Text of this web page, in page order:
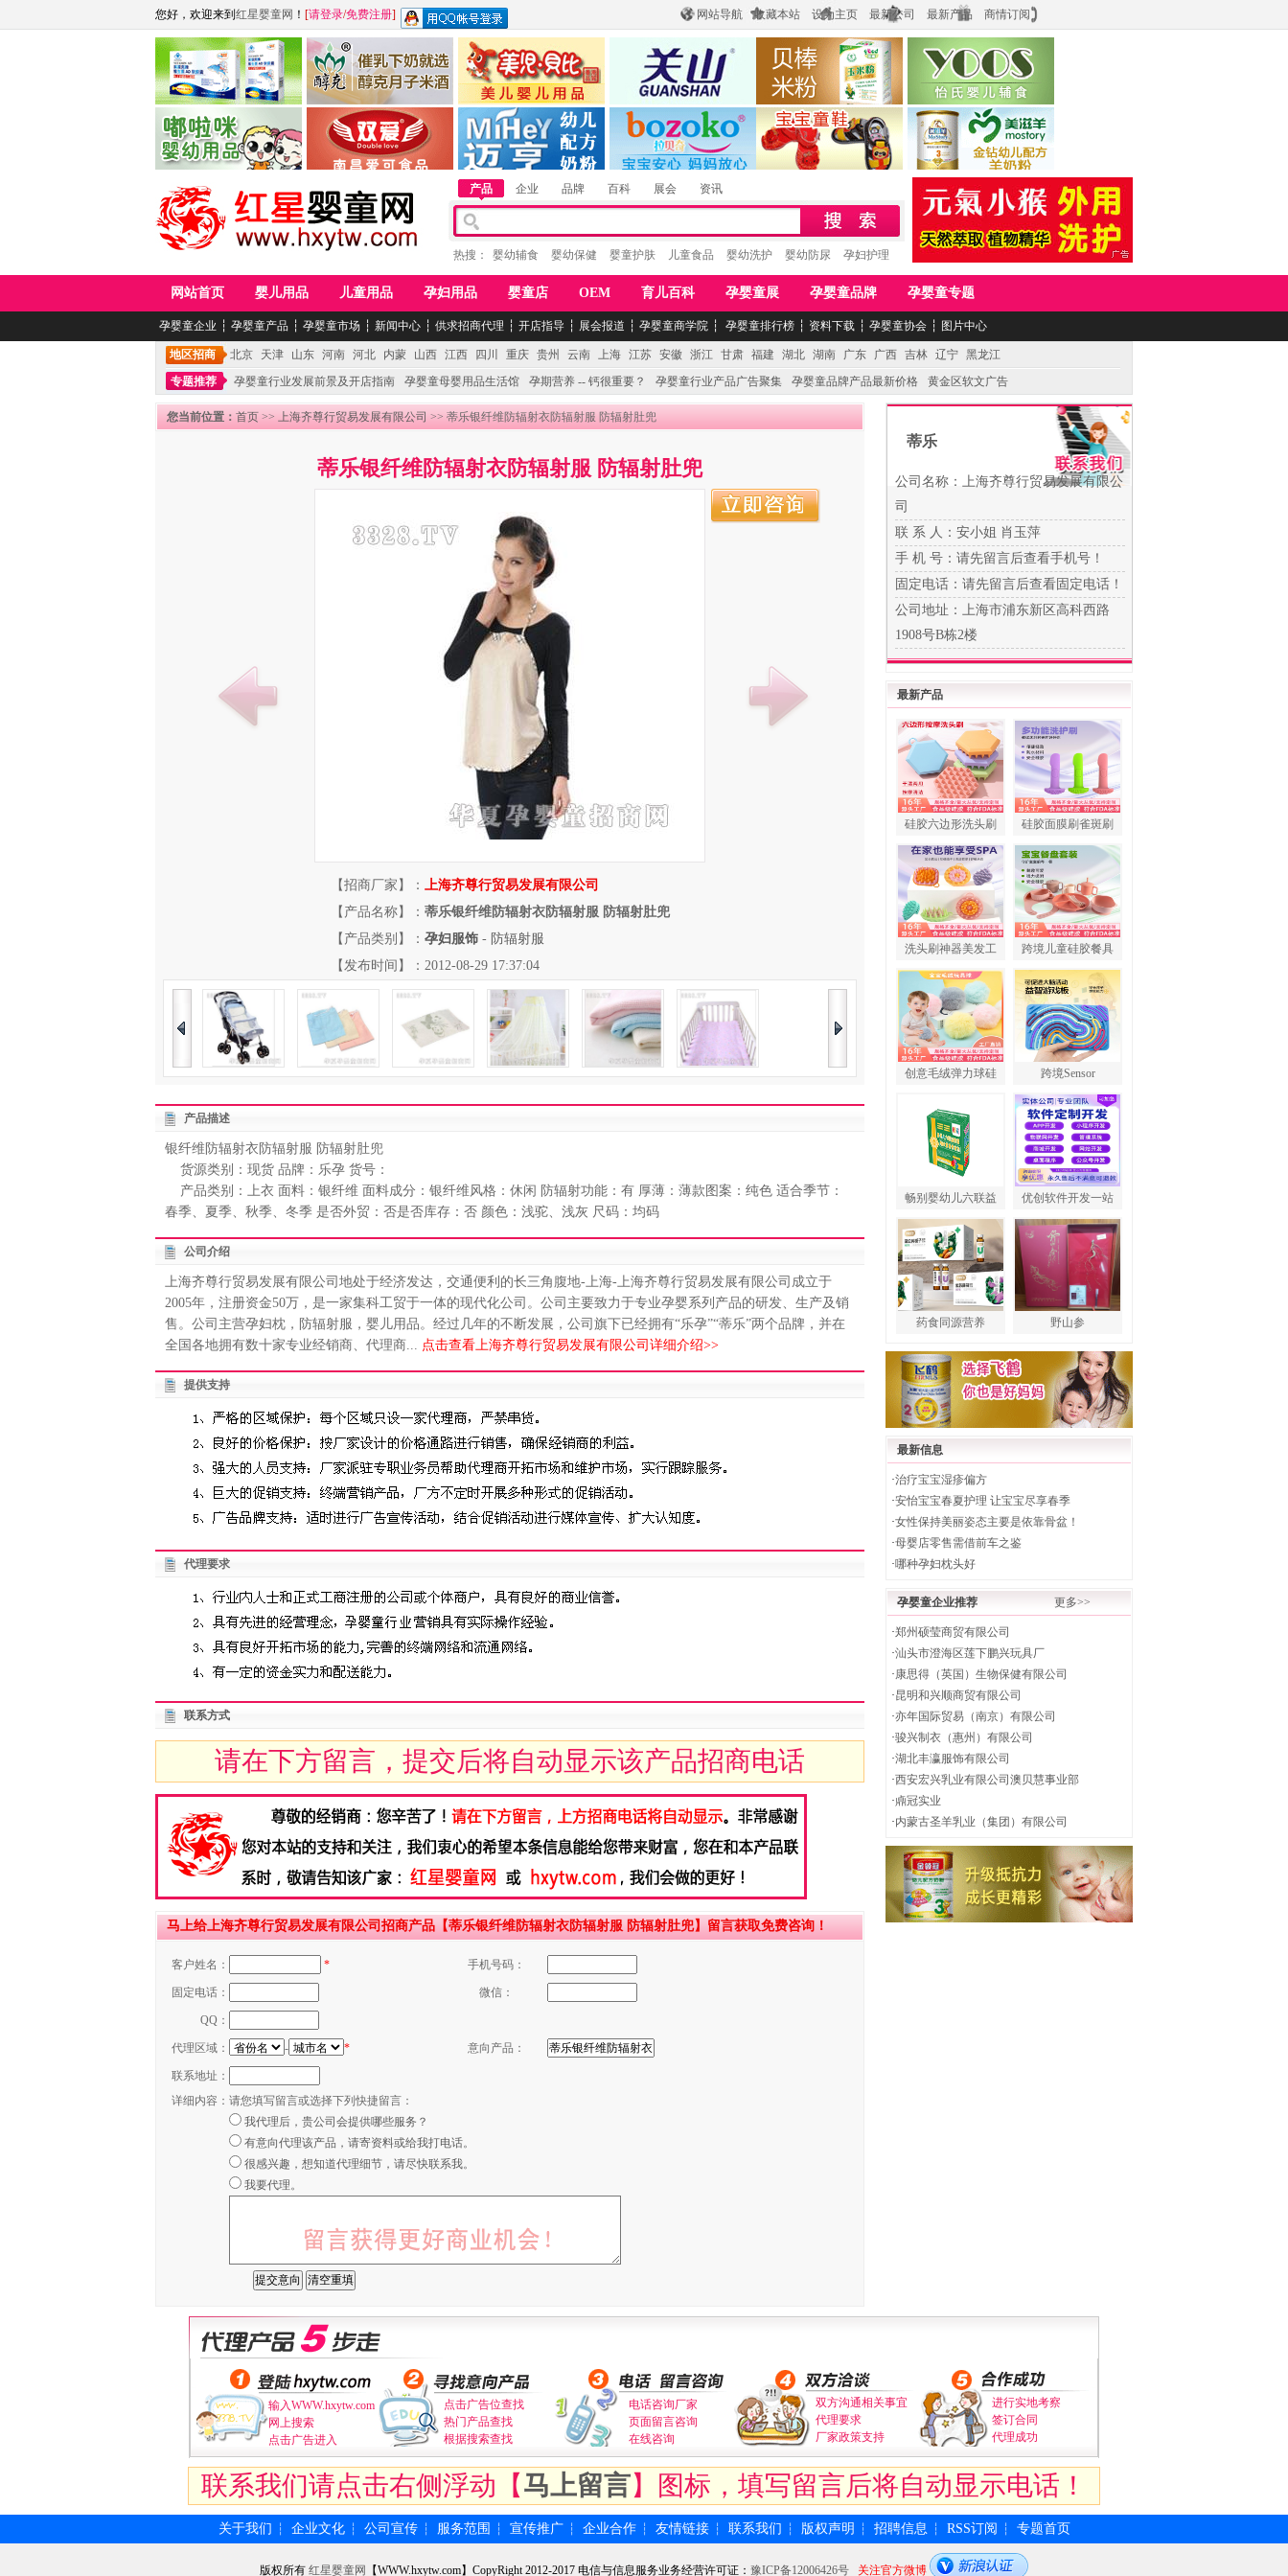
网站导航 收藏本站 设为主页 最新公司 最新产品 商情订阅
您好，欢迎来到 红星婴童网 ！ [请登录/免费注册]
江西麦嘟嘟食品有限公司
青岛嘟啦咪婴幼儿用品公司
江西醇之客月子米酒 惠州市美儿婴儿用品公司
湖南迈亨母婴用品有限公司
陕西关山乳业有限公司
香港欧嘻高婴童用品公司
江西贝棒儿童食品 上海怡氏食品科技有限公司
湖南美滋生物科技有限公司
产品 企业 品牌 百科 展会 资讯
热搜： 婴幼辅食 婴幼保健 婴童护肤 儿童食品 婴幼洗护 婴幼防尿 孕妇护理
网站首页 婴儿用品 儿童用品 孕妇用品 婴童店 OEM 育儿百科 孕婴童展 孕婴童品牌 孕婴童专题
孕婴童企业 ┆ 孕婴童产品 ┆ 孕婴童市场 ┆ 新闻中心 ┆ 供求招商代理 ┆ 开店指导 ┆ 展会报道 ┆ 孕婴童商学院 ┆ 孕婴童排行榜 ┆ 资料下载 ┆ 孕婴童协会 ┆ 图片中心
地区招商 北京 天津 山东 河南 河北 内蒙 山西 江西 四川 重庆 贵州 云南 上海 江苏 安徽 浙江 甘肃 福建 湖北 湖南 广东 广西 吉林 辽宁 黑龙江
专题推荐
孕婴童行业发展前景及开店指南 孕婴童母婴用品生活馆 孕期营养 -- 钙很重要？ 孕婴童行业产品广告聚集 孕婴童品牌产品最新价格 黄金区软文广告
您当前位置： 首页 >> 上海齐尊行贸易发展有限公司 >> 蒂乐银纤维防辐射衣防辐射服 防辐射肚兜
蒂乐银纤维防辐射衣防辐射服 防辐射肚兜
【招商厂家】： 上海齐尊行贸易发展有限公司
【产品名称】： 蒂乐银纤维防辐射衣防辐射服 防辐射肚兜
【产品类别】： 孕妇服饰 - 防辐射服
【发布时间】：2012-08-29 17:37:04
产品描述
银纤维防辐射衣防辐射服 防辐射肚兜
货源类别：现货 品牌：乐孕 货号：
产品类别：上衣 面料：银纤维 面料成分：银纤维风格：休闲 防辐射功能：有 厚薄：薄款图案：纯色 适合季节：
春季、夏季、秋季、冬季 是否外贸：否是否库存：否 颜色：浅驼、浅灰 尺码：均码
公司介绍
上海齐尊行贸易发展有限公司地处于经济发达，交通便利的长三角腹地-上海-上海齐尊行贸易发展有限公司成立于
2005年，注册资金50万，是一家集科工贸于一体的现代化公司。公司主要致力于专业孕婴系列产品的研发、生产及销
售。公司主营孕妇枕，防辐射服，婴儿用品。经过几年的不断发展，公司旗下已经拥有“乐孕”“蒂乐”两个品牌，并在
全国各地拥有数十家专业经销商、代理商... 点击查看上海齐尊行贸易发展有限公司详细介绍>>
提供支持
代理要求
联系方式
请在下方留言，提交后将自动显示该产品招商电话
马上给上海齐尊行贸易发展有限公司招商产品【蒂乐银纤维防辐射衣防辐射服 防辐射肚兜】留言获取免费咨询！
客户姓名： * 手机号码：
固定电话： 微信：
QQ：
代理区域： - * 意向产品：
联系地址：
详细内容： 请您填写留言或选择下列快捷留言：
我代理后，贵公司会提供哪些服务？
有意向代理该产品，请寄资料或给我打电话。
很感兴趣，想知道代理细节，请尽快联系我。
我要代理。
蒂乐
公司名称：上海齐尊行贸易发展有限公
司
联 系 人：安小姐 肖玉萍
手 机 号： 请先留言后查看手机号！
固定电话： 请先留言后查看固定电话！
公司地址：上海市浦东新区高科西路
1908号B栋2楼
最新产品
硅胶六边形洗头刷 硅胶面膜刷雀斑刷
洗头刷神器美发工 跨境儿童硅胶餐具
创意毛绒弹力球硅 跨境Sensor
畅别婴幼儿六联益 优创软件开发一站
药食同源营养 野山参
最新信息
·治疗宝宝湿疹偏方
·安怡宝宝春夏护理 让宝宝尽享春季
·女性保持美丽姿态主要是依靠骨盆！
·母婴店零售需借前车之鉴
·哪种孕妇枕头好
孕婴童企业推荐 更多>>
·郑州硕莹商贸有限公司
·汕头市澄海区莲下鹏兴玩具厂
·康思得（英国）生物保健有限公司
·昆明和兴顺商贸有限公司
·亦年国际贸易（南京）有限公司
·骏兴制衣（惠州）有限公司
·湖北丰瀛服饰有限公司
·西安宏兴乳业有限公司澳贝慧事业部
·鼑冠实业
·内蒙古圣羊乳业（集团）有限公司
输入WWW.hxytw.com
网上搜索
点击广告进入
点击广告位查找
热门产品查找
根据搜索查找
电话咨询厂家
页面留言咨询
在线咨询
双方沟通相关事宜
代理要求
厂家政策支持
进行实地考察
签订合同
代理成功
联系我们请点击右侧浮动【马上留言】图标，填写留言后将自动显示电话！
关于我们 ┆ 企业文化 ┆ 公司宣传 ┆ 服务范围 ┆ 宣传推广 ┆ 企业合作 ┆ 友情链接 ┆ 联系我们 ┆ 版权声明 ┆ 招聘信息 ┆ RSS订阅 ┆ 专题首页
版权所有 红星婴童网 【WWW.hxytw.com】CopyRight 2012-2017 电信与信息服务业务经营许可证： 豫ICP备12006426号 关注官方微博